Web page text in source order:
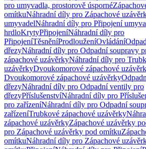
pro umyvadla, prostorově úsporné
omítkuNáhradní díly pro Zápachové
umyvadelNáhradní díly pro Připojení
hrdloKrytyPřipojeníNáhradní díly pro
PřipojeníTěsněníProdlouženíOvládání
dřezyNáhradní díly pro Odpadní soupravy
zápachové uzávěrkyNáhradní díly pro
uzávěrkyDvoukomorové zápachové
Dvoukomorové zápachové uzávěrky
dřezyNáhradní díly pro Odpadní ventily pro
dřezyPříslušenstvíNáhradní díly pro
pro zařízeníNáhradní díly pro Odpadní
zařízeníTrubkové zápachové uzávěrky
zápachové uzávěrkyZápachové uzávěrky
pro Zápachové uzávěrky pod omítku
omítkuNáhradní díly pro Zápachové